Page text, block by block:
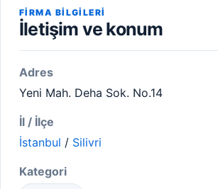
FIRMA BILGILERI
İletişim ve konum
Adres
Yeni Mah. Deha Sok. No.14
İl / İlçe
İstanbul / Silivri
Kategori